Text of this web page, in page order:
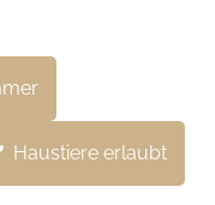
Haustiere erlaubt